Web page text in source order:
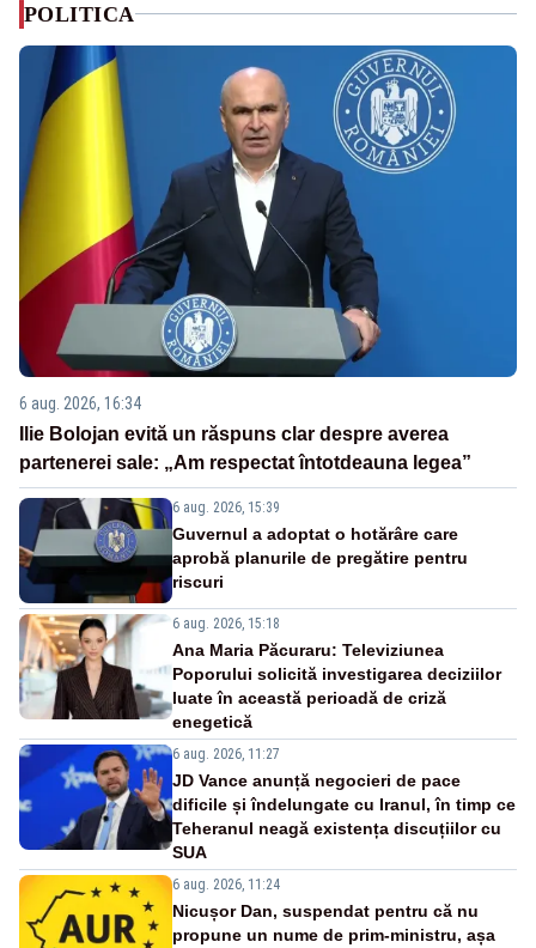
POLITICA
6 aug. 2026, 16:34
Ilie Bolojan evită un răspuns clar despre averea
partenerei sale: „Am respectat întotdeauna legea”
6 aug. 2026, 15:39
Guvernul a adoptat o hotărâre care
aprobă planurile de pregătire pentru
riscuri
6 aug. 2026, 15:18
Ana Maria Păcuraru: Televiziunea
Poporului solicită investigarea deciziilor
luate în această perioadă de criză
enegetică
6 aug. 2026, 11:27
JD Vance anunță negocieri de pace
dificile și îndelungate cu Iranul, în timp ce
Teheranul neagă existența discuțiilor cu
SUA
6 aug. 2026, 11:24
Nicușor Dan, suspendat pentru că nu
propune un nume de prim-ministru, așa